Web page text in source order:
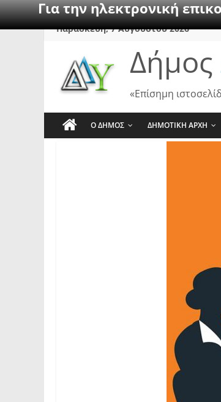
Για την ηλεκτρονική
SkipΠαρασκευή, 7 Αυγούστου 2026
Δήμος
«Επίσημη
Ο ΔΗΜΟΣ ΔΗΜΟΤΙΚΗ ΑΡΧΗ